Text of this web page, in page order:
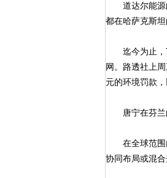
道达尔能源的
都在哈萨克斯坦
迄今为止，
网。路透社上
元的环境罚款
唐宁在芬兰
在全球范围内
协同布局或混合